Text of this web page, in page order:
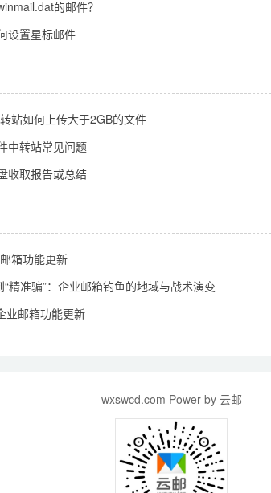
的邮件？
设置星标邮件
站如何上传大于2GB的文件
中转站常见问题
收取报告或总结
箱功能更新
“精准骗”：企业邮箱钓鱼的地域与战术演变
业邮箱功能更新
wxswcd.com Power by 云邮